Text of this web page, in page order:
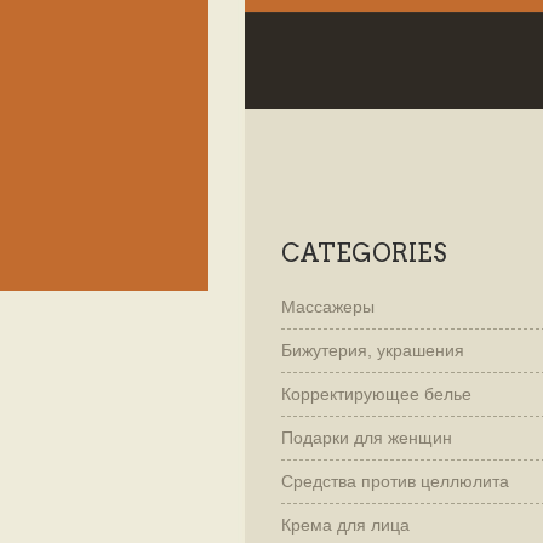
CATEGORIES
Массажеры
Бижутерия, украшения
Корректирующее белье
Подарки для женщин
Cредства против целлюлита
Крема для лица